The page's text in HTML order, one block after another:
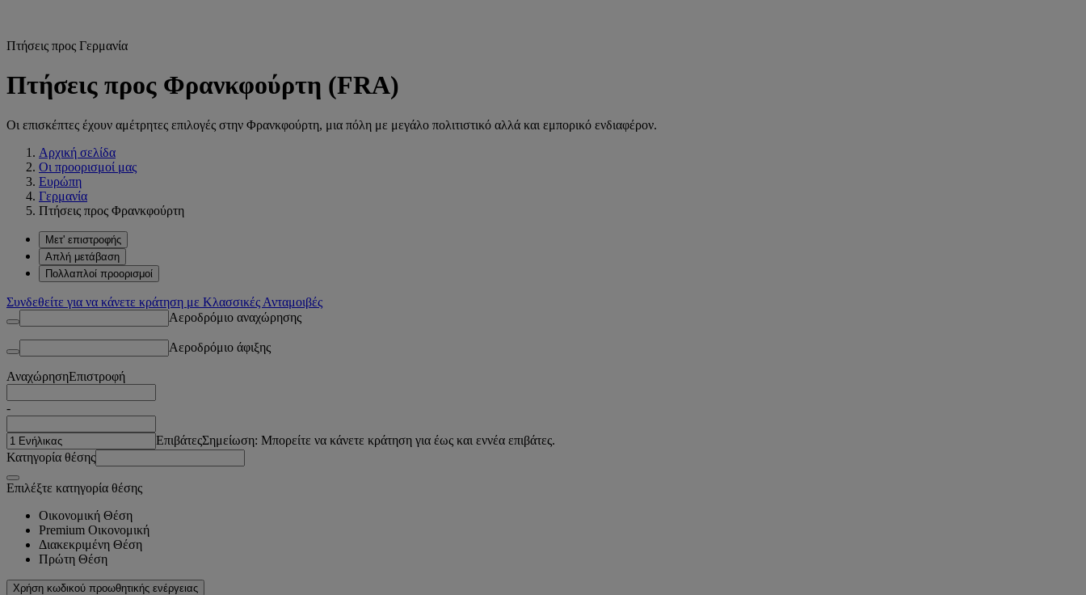
Πτήσεις προς Γερμανία
Πτήσεις προς Φρανκφούρτη (FRA)
Οι επισκέπτες έχουν αμέτρητες επιλογές στην Φρανκφούρτη, μια πόλη με μεγάλο πολιτιστικό αλλά και εμπορικό ενδιαφέρον.
Αρχική σελίδα
Οι προορισμοί μας
Ευρώπη
Γερμανία
Πτήσεις προς Φρανκφούρτη
Μετ' επιστροφής
Απλή μετάβαση
Πολλαπλοί προορισμοί
Συνδεθείτε για να κάνετε κράτηση με Κλασσικές Ανταμοιβές
Αεροδρόμιο αναχώρησης
Αεροδρόμιο άφιξης
ΑναχώρησηΕπιστροφή
-
ΕπιβάτεςΣημείωση: Μπορείτε να κάνετε κράτηση για έως και εννέα επιβάτες.
Κατηγορία θέσης
Επιλέξτε κατηγορία θέσης
Οικονομική Θέση
Premium Οικονομική
Διακεκριμένη Θέση
Πρώτη Θέση
Χρήση κωδικού προωθητικής ενέργειας